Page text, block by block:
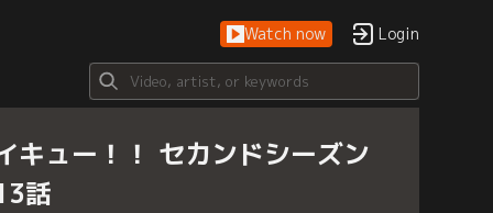
Watch now Login
キュー！！ セカンドシーズン
話